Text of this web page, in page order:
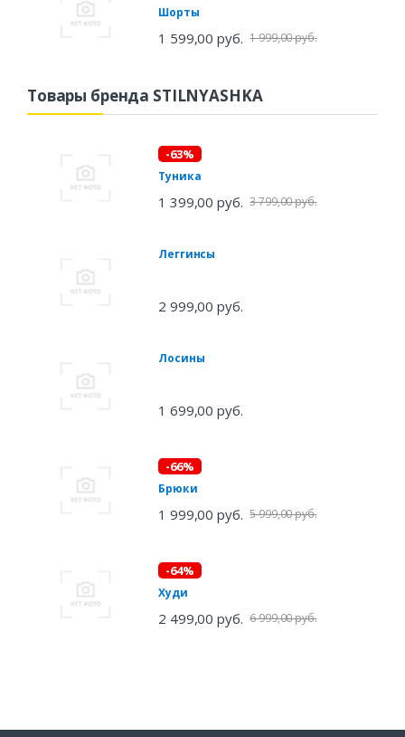
Шорты
1 599,00 руб. 1 999,00 руб.
Товары бренда STILNYASHKA
-63%
Туника
1 399,00 руб. 3 799,00 руб.
Леггинсы
2 999,00 руб.
Лосины
1 699,00 руб.
-66%
Брюки
1 999,00 руб. 5 999,00 руб.
-64%
Худи
2 499,00 руб. 6 999,00 руб.